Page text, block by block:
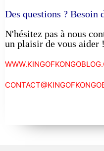
Des questions ? Besoin
N'hésitez pas à nous
un plaisir de vous aider !